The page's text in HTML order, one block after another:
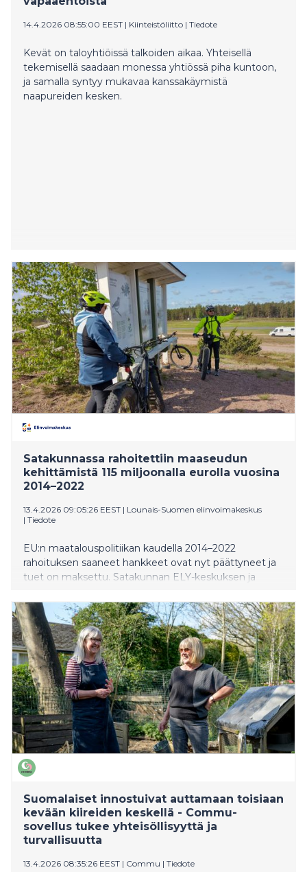
14.4.2026 08:55:00 EEST | Kiinteistöliitto | Tiedote
Kevät on taloyhtiöissä talkoiden aikaa. Yhteisellä
tekemisellä saadaan monessa yhtiössä piha kuntoon,
ja samalla syntyy mukavaa kanssakäymistä
naapureiden kesken.
Satakunnassa rahoitettiin maaseudun
kehittämistä 115 miljoonalla eurolla vuosina
2014–2022
13.4.2026 09:05:26 EEST | Lounais-Suomen elinvoimakeskus
| Tiedote
EU:n maatalouspolitiikan kaudella 2014–2022
rahoituksen saaneet hankkeet ovat nyt päättyneet ja
tuet on maksettu. Satakunnan ELY-keskuksen ja
vahvisti sekä maatilojen että muiden yritysten kykyä
sopeutua nopeasti muuttuvaan toimintaympäristöön.
ELY-keskuksen työ jatkuu Lounais-Suomen
elinvoimakeskuksessa.
Suomalaiset innostuivat auttamaan toisiaan
kevään kiireiden keskellä - Commu-
sovellus tukee yhteisöllisyyttä ja
turvallisuutta
13.4.2026 08:35:26 EEST | Commu | Tiedote